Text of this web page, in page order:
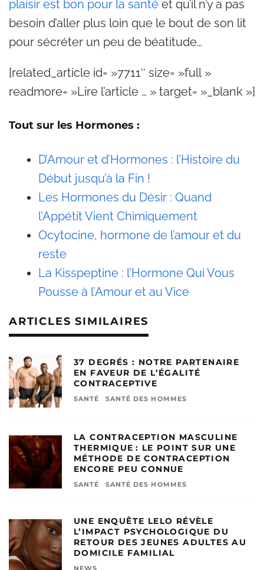
plaisir est bon pour la santé et qu’il n’y a pas
besoin d’aller plus loin que le bout de son lit
pour sécréter un peu de béatitude…
[related_article id= »7711″ size= »full »
readmore= »Lire l’article … » target= »_blank »]
Tout sur les Hormones :
D’Amour et d’Hormones : l’Histoire du
Début jusqu’à la Fin !
Les Hormones du Désir : Quand
l’Appétit Vient Chimiquement
Ocytocine, hormone de l’amour et du
reste
La Kisspeptine : l’Hormone Qui Vous
Pousse à l’Amour et au Vice
ARTICLES SIMILAIRES
37 DEGRÉS : NOTRE PARTENAIRE
EN FAVEUR DE L’ÉGALITÉ
CONTRACEPTIVE
SANTÉ SANTÉ DES HOMMES
LA CONTRACEPTION MASCULINE
THERMIQUE : LE POINT SUR UNE
MÉTHODE DE CONTRACEPTION
ENCORE PEU CONNUE
SANTÉ SANTÉ DES HOMMES
UNE ENQUÊTE LELO RÉVÈLE
L’IMPACT PSYCHOLOGIQUE DU
RETOUR DES JEUNES ADULTES AU
DOMICILE FAMILIAL
NEWS